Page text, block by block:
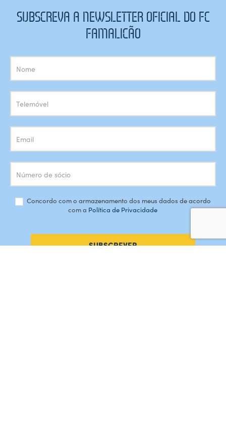
SUBSCREVA A NEWSLETTER OFICIAL DO FC
FAMALICÃO
Subscrição
Newsletter
Concordo com o armazenamento dos meus dados de acordo
com a Política de Privacidade
SUBSCREVER